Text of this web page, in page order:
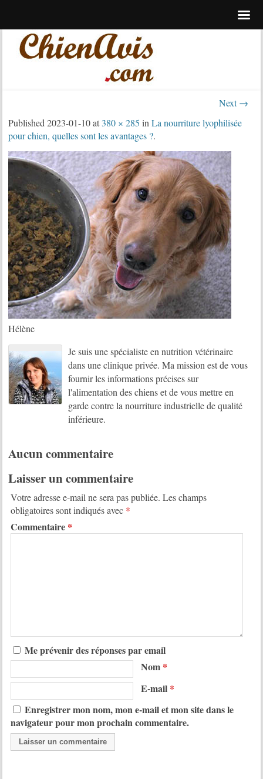
Next →
Published2023-01-10at 380 × 285 inLa nourriture lyophilisée
pour chien, quelles sont les avantages ?.
Hélène
Je suis une spécialiste en nutrition vétérinaire
dans une clinique privée. Ma mission est de vous
fournir les informations précises sur
l'alimentation des chiens et de vous mettre en
garde contre la nourriture industrielle de qualité
inférieure.
Aucun commentaire
Laisser un commentaire
Votre adresse e-mail ne sera pas publiée. Les champs
obligatoires sont indiqués avec *
Commentaire *
Me prévenir des réponses par email
Nom *
E-mail *
Enregistrer mon nom, mon e-mail et mon site dans le
navigateur pour mon prochain commentaire.